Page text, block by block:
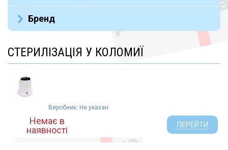
Хірургічні антисептики (3)
Бренд
СТЕРИЛІЗАЦІЯ У КОЛОМИЇ
Виробник: Не указан
Немає в
наявності
ПЕРЕЙТИ